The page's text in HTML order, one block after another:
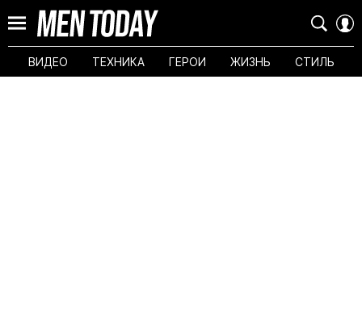
ВИДЕО ТЕХНИКА ГЕРОИ ЖИЗНЬ СТИЛЬ